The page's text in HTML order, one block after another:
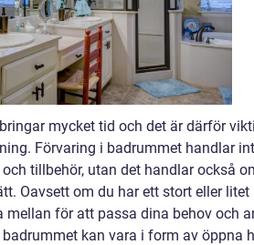
mycket tid och det är därför
Förvaring i badrummet handlar
tillbehör, utan det handlar också
Oavsett om du har ett stort eller litet
för att passa dina behov och
kan vara i form av öppna